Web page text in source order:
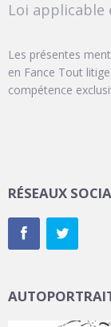
Loi
Les présentes
en Fance Tout
compétence
RÉSEAUX